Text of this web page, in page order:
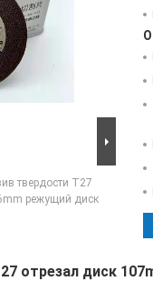
твердости T27
режущий диск
отрезал диск